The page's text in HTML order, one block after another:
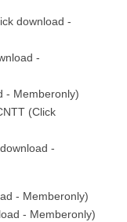
download -
-
- Memberonly)
(Click
-
- Memberonly)
- Memberonly)